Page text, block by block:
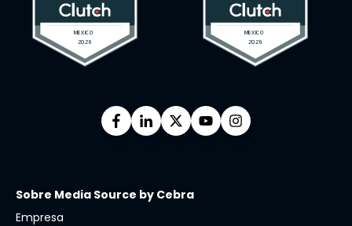
Sobre Media Source by Cebra
Empresa